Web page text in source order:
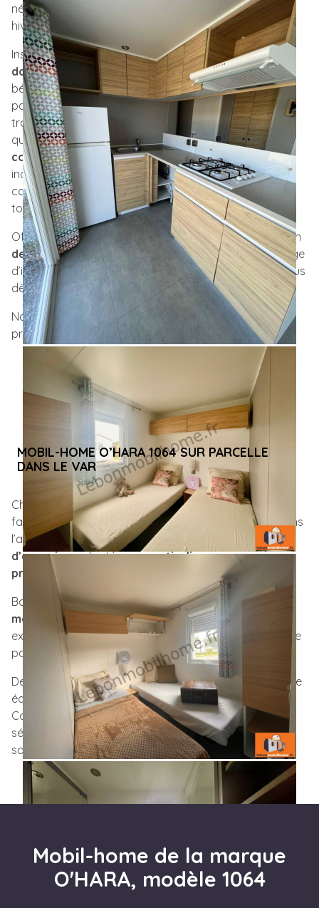
nécessaire pour des séjours agréables, été comme
hiver.
Installé sur un emplacement privilégié au cœur d’un
domaine calme et verdoyantdu Var, ce mobil-home
bénéficie d’unevue dégagéeet d’un cadre naturel
paisible. Vous pourrez profiter pleinement de la
tranquillité de la région tout en étant à seulement
quelques minutes des
plages idylliques, des
commerces locauxet dessites touristiques
incontournables. Idéalement situé, il vous permet de
concilier la quiétude de la nature et la proximité de
toutes les commodités.
Offrez-vous la chance de devenir propriétaire dans l’un
des plus beaux cadres du Var
. Pour obtenir davantage
d’informations ou organiser une visite, contactez-nous
dès maintenant.
Nous serons ravis de vous accompagner dans votre
projet d’acquisition.
MOBIL-HOME O’HARA 1064 SUR PARCELLE
DANS LE VAR
Chez Lebonmobilhome
, nous mettons notre savoir-
faire à votre disposition pourvous accompagnerdans
l’acquisition demobil-homes neufs ou
d’occasion, adaptés auxparticulierscomme aux
professionnels
Basé à
Alès (30), notre parc expose plus de40
modèles
variés disponibles immédiatement. Venez les
explorer dulundi au vendredi
et trouvez le mobil-home
parfaitement adapté à vos attentes.
De la sélection de votre modèle à son installation, notre
équipe vous guide à chaque étape de votre projet.
Confiez-nousla réalisation de vos enviesen toute
sérénité.
Contactez-nous dès maintenant pour en
savoir plus !
Mobil-home de la marque
O'HARA, modèle 1064